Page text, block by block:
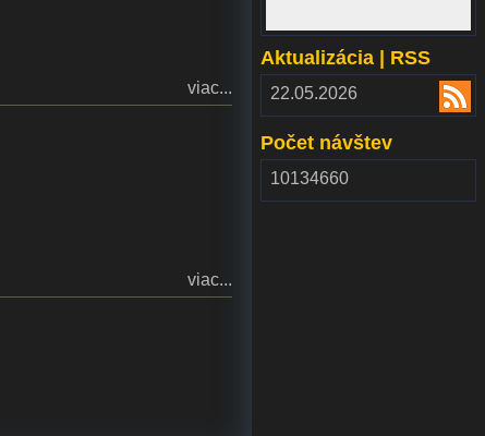
viac...
viac...
Počet návštev
10134660
Aktualizácia | RSS
22.05.2026
RSS
2.00